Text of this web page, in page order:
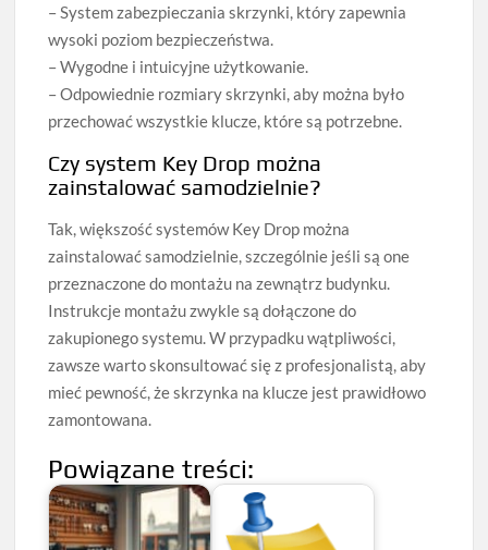
– System zabezpieczania skrzynki, który zapewnia
wysoki poziom bezpieczeństwa.
– Wygodne i intuicyjne użytkowanie.
– Odpowiednie rozmiary skrzynki, aby można było
przechować wszystkie klucze, które są potrzebne.
Czy system Key Drop można
zainstalować samodzielnie?
Tak, większość systemów Key Drop można
zainstalować samodzielnie, szczególnie jeśli są one
przeznaczone do montażu na zewnątrz budynku.
Instrukcje montażu zwykle są dołączone do
zakupionego systemu. W przypadku wątpliwości,
zawsze warto skonsultować się z profesjonalistą, aby
mieć pewność, że skrzynka na klucze jest prawidłowo
zamontowana.
Powiązane treści: